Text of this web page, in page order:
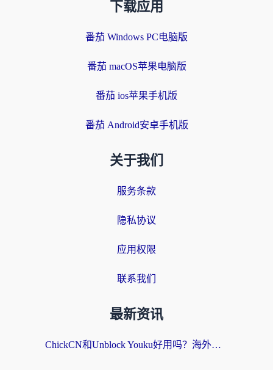
下载应用
番茄 Windows PC电脑版
番茄 macOS苹果电脑版
番茄 ios苹果手机版
番茄 Android安卓手机版
关于我们
服务条款
隐私协议
应用权限
联系我们
最新资讯
ChickCN和Unblock Youku好用吗？海外党亲测3款回国加速器，附iOS免费选择指南